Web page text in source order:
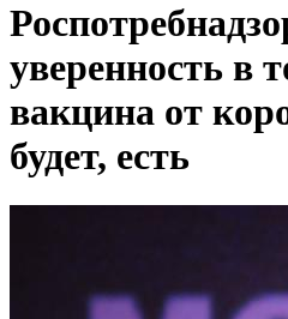
уверенность в
вакцина от
будет, есть